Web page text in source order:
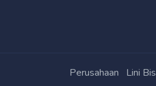
Perusahaan Lini